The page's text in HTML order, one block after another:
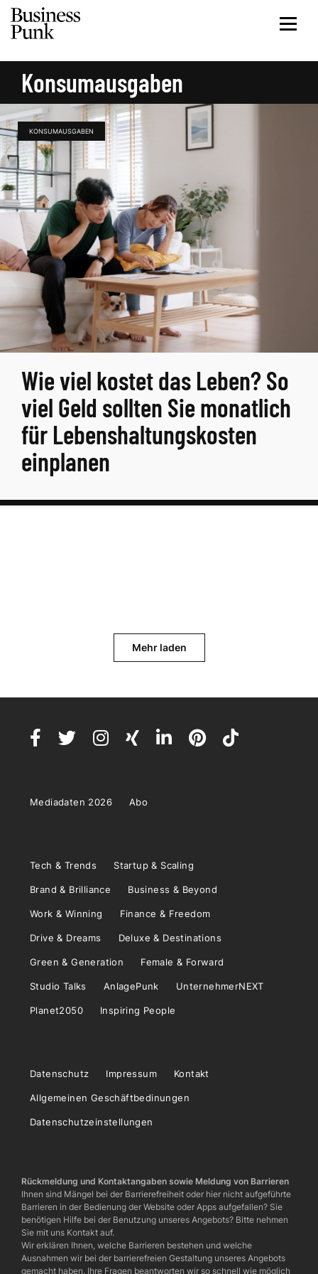
Konsumausgaben
KONSUMAUSGABEN
Wie viel kostet das Leben? So
viel Geld sollten Sie monatlich
für Lebenshaltungskosten
einplanen
Mehr laden
Mediadaten 2026 Abo
Tech & Trends Startup & Scaling
Brand & Brilliance Business & Beyond
Work & Winning Finance & Freedom
Drive & Dreams Deluxe & Destinations
Green & Generation Female & Forward
Studio Talks AnlagePunk UnternehmerNEXT
Planet2050 Inspiring People
Datenschutz Impressum Kontakt
Allgemeinen Geschäftbedinungen
Datenschutzeinstellungen
Rückmeldung und Kontaktangaben sowie Meldung von Barrieren
Ihnen sind Mängel bei der Barrierefreiheit oder hier nicht aufgeführte
Barrieren in der Bedienung der Website oder Apps aufgefallen? Sie
benötigen Hilfe bei der Benutzung unseres Angebots? Bitte nehmen
Sie mit uns Kontakt auf.
Wir erklären Ihnen, welche Barrieren bestehen und welche
Ausnahmen wir bei der barrierefreien Gestaltung unseres Angebots
gemacht haben. Ihre Fragen beantworten wir so schnell wie möglich